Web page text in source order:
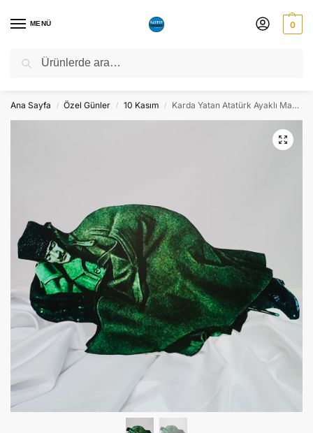
MENÜ 0
NATO ZİRVESİ NEDENİYLE 06-10 TEMMUZ TARİHLERİ ARASINDA
Ana Sayfa / Özel Günler / 10 Kasım / Karda Yatan Atatürk Ayaklı Maket Pano Dekor – Süs